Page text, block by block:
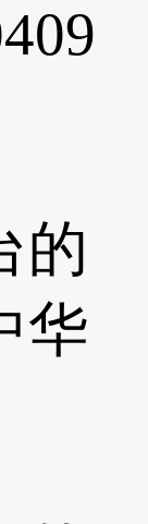
的
华